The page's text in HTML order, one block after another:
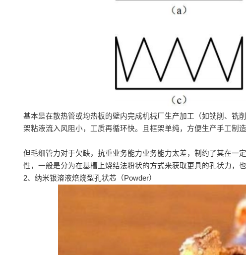
基本是在散热管或均热板的壁内完成机械厂生产加工（如铣削、铣
架粘液流入风阻小，工质再循环快。且框架单纯，方便生产手工制
但毛细管力对于欠缺，抗重业务能力业务能力太差，制约了其在一
性，一般是分为在基槽上烧结法粉状的方式来获取更具的孔状力，
2、纳米银溶液焙烧型孔状芯（Powder）